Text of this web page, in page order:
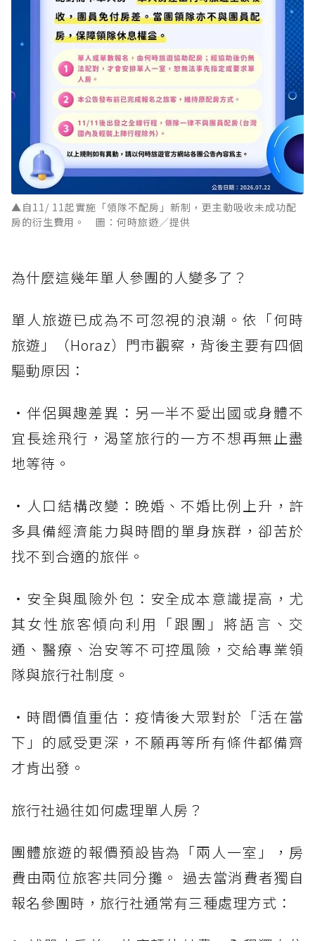
▲自11/ 11起實施「領隊不配房」新制，更主動吸收未成功配
房的衍生費用。 圖：何時旅遊／提供
為什麼這幾年單人參團的人變多了？
單人旅遊已成為不可忽視的浪潮。依「何時
旅遊」（Horaz）門市觀察，背後主要有四個
驅動原因：
・伴侶興趣差異：另一半不愛出國或身體不
宜長途飛行，渴望旅行的一方不想再無止盡
地等待。
・人口結構改變：晚婚、不婚比例上升，許
多具備經濟能力與時間的單身族群，卻苦於
找不到合適的旅伴。
・安全與風險外包：安全成本意識提高，尤
其女性旅客傾向利用「跟團」將語言、交
通、醫療、治安等不可控風險，交給專業領
隊與旅行社制度。
・時間價值重估：疫情後大眾對於「活在當
下」的感受更深，不願再等所有條件都備齊
才肯出發。
旅行社過往如何處理單人房？
團體旅遊的報價預設皆為「兩人一室」，房
費由兩位旅客共同分攤。 過去當消費者獨自
報名參團時，旅行社通常有三種處理方式：